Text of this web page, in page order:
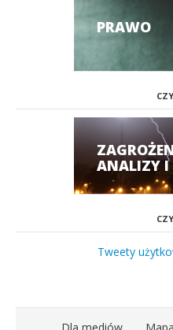
PRAWO
ANALIZY I
Tweety